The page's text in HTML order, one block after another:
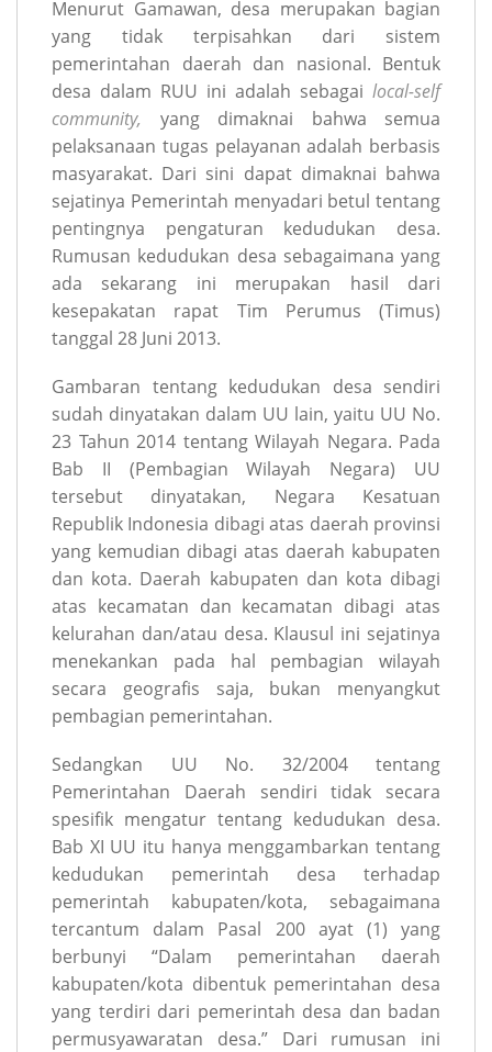
Menurut Gamawan, desa merupakan bagian
yang tidak terpisahkan dari sistem
pemerintahan daerah dan nasional. Bentuk
desa dalam RUU ini adalah sebagai local-self
community, yang dimaknai bahwa semua
pelaksanaan tugas pelayanan adalah berbasis
masyarakat. Dari sini dapat dimaknai bahwa
sejatinya Pemerintah menyadari betul tentang
pentingnya pengaturan kedudukan desa.
Rumusan kedudukan desa sebagaimana yang
ada sekarang ini merupakan hasil dari
kesepakatan rapat Tim Perumus (Timus)
tanggal 28 Juni 2013.
Gambaran tentang kedudukan desa sendiri
sudah dinyatakan dalam UU lain, yaitu UU No.
23 Tahun 2014 tentang Wilayah Negara. Pada
Bab II (Pembagian Wilayah Negara) UU
tersebut dinyatakan, Negara Kesatuan
Republik Indonesia dibagi atas daerah provinsi
yang kemudian dibagi atas daerah kabupaten
dan kota. Daerah kabupaten dan kota dibagi
atas kecamatan dan kecamatan dibagi atas
kelurahan dan/atau desa. Klausul ini sejatinya
menekankan pada hal pembagian wilayah
secara geografis saja, bukan menyangkut
pembagian pemerintahan.
Sedangkan UU No. 32/2004 tentang
Pemerintahan Daerah sendiri tidak secara
spesifik mengatur tentang kedudukan desa.
Bab XI UU itu hanya menggambarkan tentang
kedudukan pemerintah desa terhadap
pemerintah kabupaten/kota, sebagaimana
tercantum dalam Pasal 200 ayat (1) yang
berbunyi “Dalam pemerintahan daerah
kabupaten/kota dibentuk pemerintahan desa
yang terdiri dari pemerintah desa dan badan
permusyawaratan desa.” Dari rumusan ini